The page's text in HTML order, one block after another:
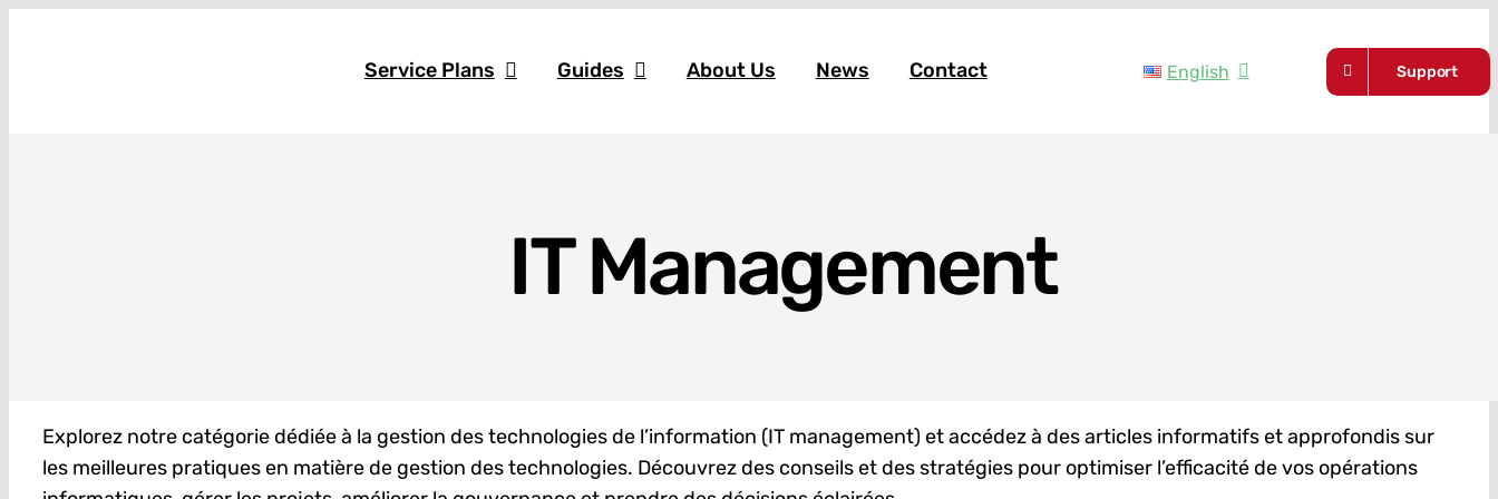
Service Plans Guides About Us News Contact English Support
IT Management
Explorez notre catégorie dédiée à la gestion des technologies de l’information (IT management) et accédez à des articles informatifs et approfondis sur
les meilleures pratiques en matière de gestion des technologies. Découvrez des conseils et des stratégies pour optimiser l’efficacité de vos opérations